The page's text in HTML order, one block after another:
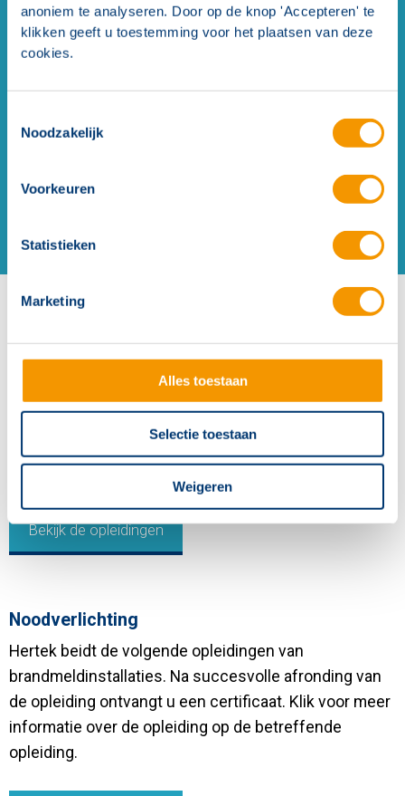
anoniem te analyseren. Door op de knop 'Accepteren' te
klikken geeft u toestemming voor het plaatsen van deze
cookies.
Noodzakelijk
Voorkeuren
Statistieken
Marketing
Alles toestaan
Selectie toestaan
Weigeren
Stelt u zich ook wel eens de vraag: Welke
opleiding is nu voor mij eigenlijk nog verplicht, en
wanneer? De Hertek opleidinswijzer geeft u snel
antwoord op deze vraag.
Brandmeldinstallaties
Hertek biedt de volgende opleidingen van
brandmeldinstallaties. Na succesvolle afronding van
opleiding.
Bekijk de opleidingen
Noodverlichting
Hertek beidt de volgende opleidingen van
brandmeldinstallaties. Na succesvolle afronding van
de opleiding ontvangt u een certificaat. Klik voor meer
informatie over de opleiding op de betreffende
opleiding.